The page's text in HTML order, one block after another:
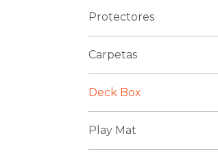
Protectores
Carpetas
Deck Box
Play Mat